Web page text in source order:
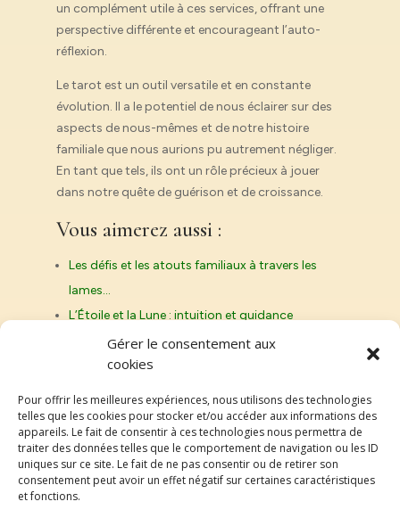
Gérer le consentement aux
cookies
Pour offrir les meilleures expériences, nous utilisons des technologies
telles que les cookies pour stocker et/ou accéder aux informations des
appareils. Le fait de consentir à ces technologies nous permettra de
traiter des données telles que le comportement de navigation ou les ID
uniques sur ce site. Le fait de ne pas consentir ou de retirer son
consentement peut avoir un effet négatif sur certaines caractéristiques
et fonctions.
un complément utile à ces services, offrant une
perspective différente et encourageant l’auto-
réflexion.
Le tarot est un outil versatile et en constante
évolution. Il a le potentiel de nous éclairer sur des
aspects de nous-mêmes et de notre histoire
familiale que nous aurions pu autrement négliger.
En tant que tels, ils ont un rôle précieux à jouer
dans notre quête de guérison et de croissance.
Vous aimerez aussi :
Les défis et les atouts familiaux à travers les
lames…
L’Étoile et la Lune : intuition et guidance
ancestrale dans…
Les cartes de cour et leur lien avec les rôles…
Genroy.fr